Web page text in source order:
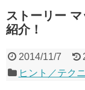
ストーリー
紹介！
2014/11/7
ヒント／テク